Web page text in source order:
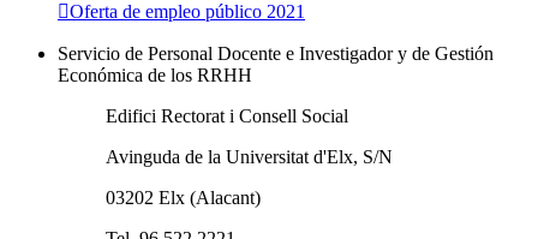
Oferta de empleo público 2021
Servicio de Personal Docente e Investigador y de Gestión
Económica de los RRHH
Edifici Rectorat i Consell Social
Avinguda de la Universitat d'Elx, S/N
03202 Elx (Alacant)